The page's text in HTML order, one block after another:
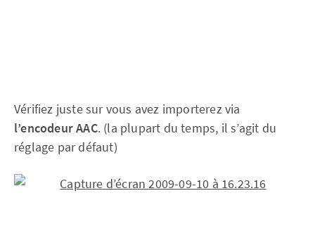
Vérifiez juste sur vous avez importerez via
l’encodeur AAC. (la plupart du temps, il s’agit du
réglage par défaut)